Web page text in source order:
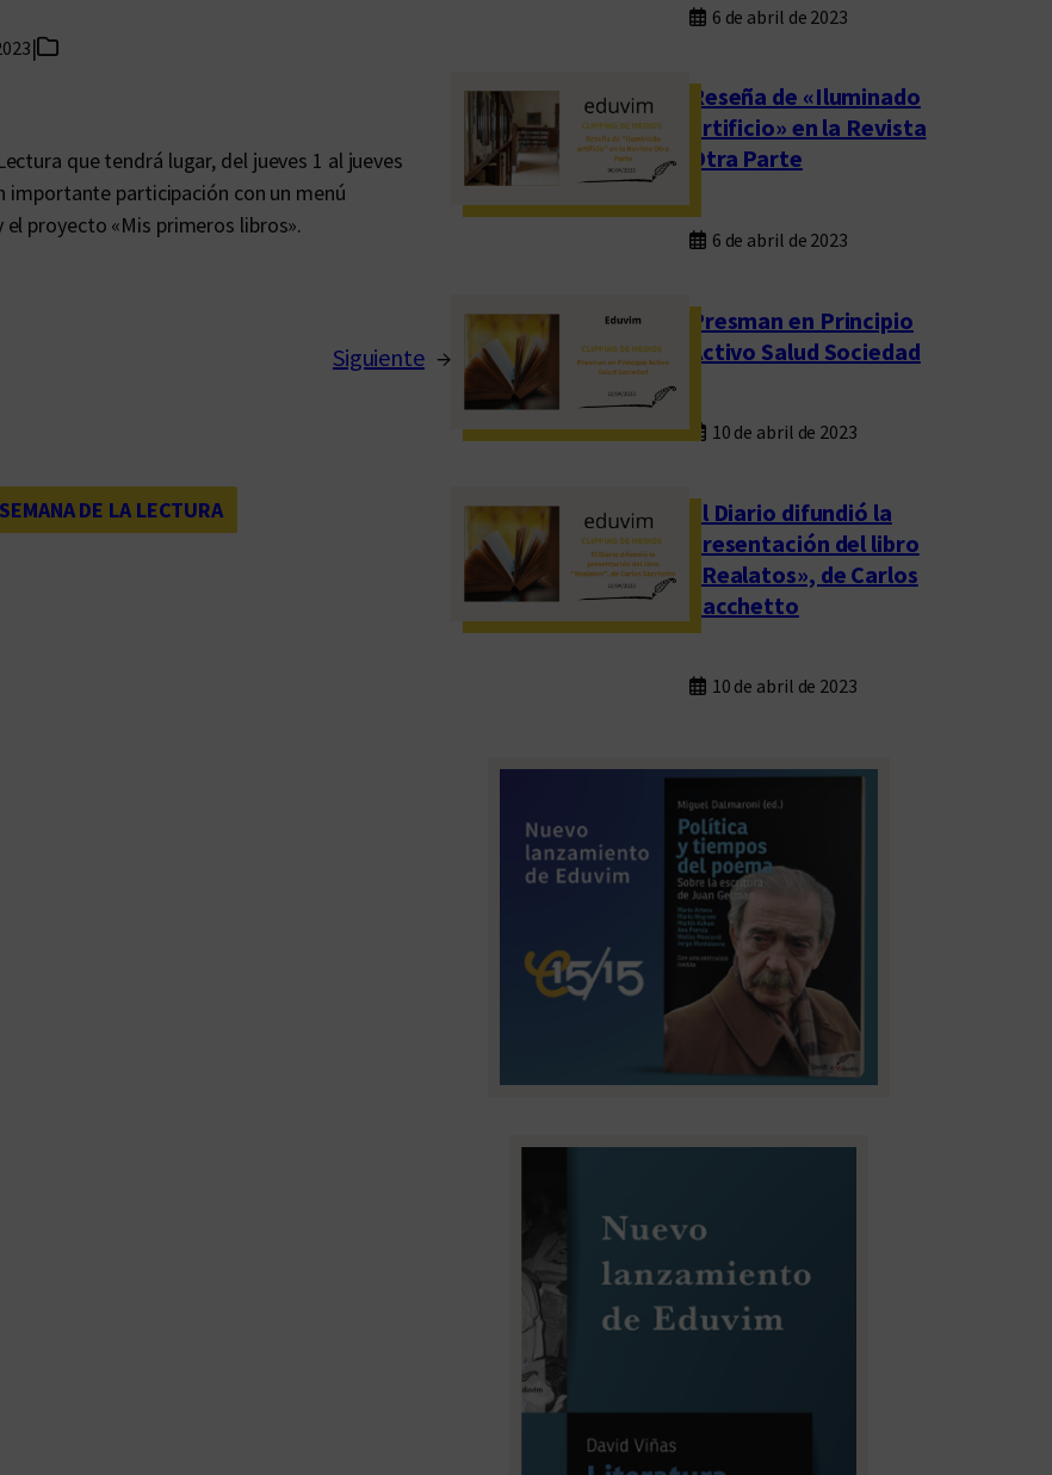
|
que tendrá lugar, del jueves 1 al jueves
importante participación con un menú
proyecto «Mis primeros libros».
Siguiente →
SEMANA DE LA LECTURA
6 de abril de 2023
Reseña de «Iluminado
artificio» en la Revista
Otra Parte
6 de abril de 2023
Presman en Principio
Activo Salud Sociedad
10 de abril de 2023
El Diario difundió la
presentación del libro
«Realatos», de Carlos
Sacchetto
10 de abril de 2023